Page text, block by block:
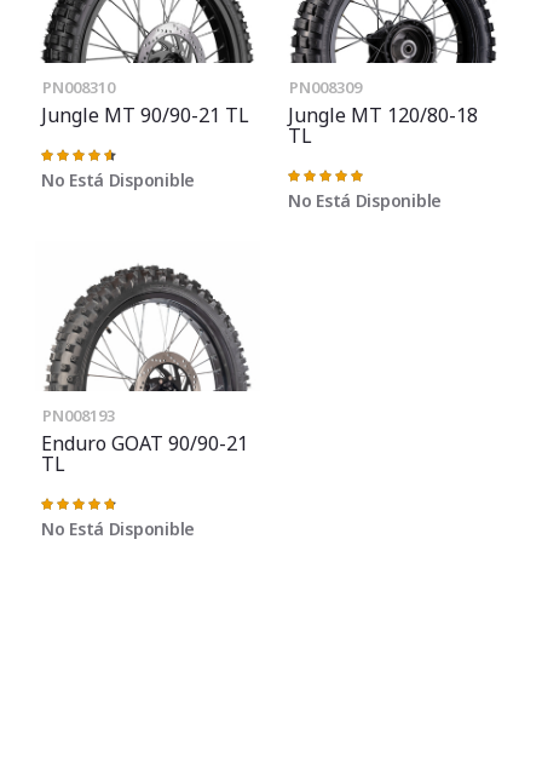
PN008310
Jungle MT 90/90-21 TL
Valoración:
93%
No Está Disponible
PN008309
Jungle MT 120/80-18
TL
Valoración:
100%
No Está Disponible
PN008193
Enduro GOAT 90/90-21
TL
Valoración:
97%
No Está Disponible